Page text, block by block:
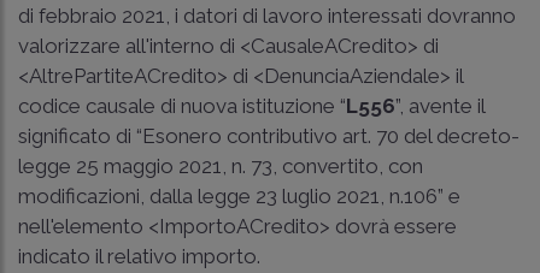
di febbraio 2021, i datori di lavoro interessati dovranno
valorizzare all'interno di <CausaleACredito> di
<AltrePartiteACredito> di <DenunciaAziendale> il
codice causale di nuova istituzione “L556”, avente il
significato di “Esonero contributivo art. 70 del decreto-
legge 25 maggio 2021, n. 73, convertito, con
modificazioni, dalla legge 23 luglio 2021, n.106” e
nell'elemento <ImportoACredito> dovrà essere
indicato il relativo importo.